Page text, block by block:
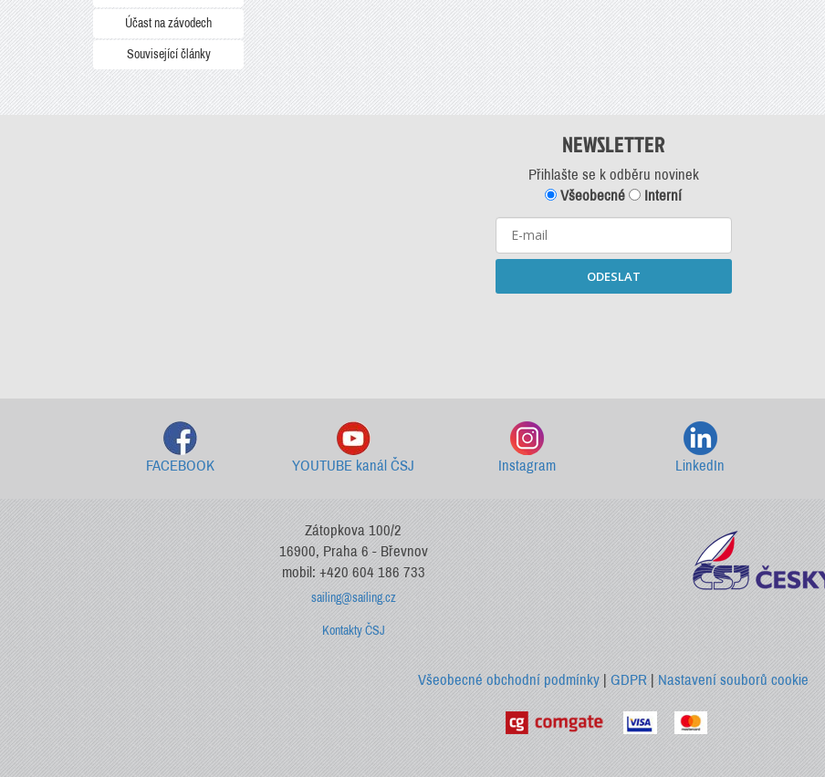
Účast na závodech
Související články
NEWSLETTER
Přihlašte se k odběru novinek
Všeobecné
Interní
ODESLAT
FACEBOOK YOUTUBE kanál ČSJ Instagram LinkedIn
Zátopkova 100/2
16900, Praha 6 - Břevnov
mobil: +420 604 186 733
sailing@sailing.cz
Kontakty ČSJ
Všeobecné obchodní podmínky |GDPR |Nastavení souborů cookie